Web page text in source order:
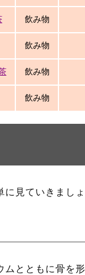
飲み物
飲み物
飲み物
飲み物
に見ていきましょ
ムとともに骨を